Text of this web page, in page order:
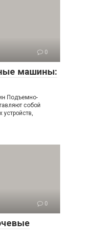
0
машины:
Подъемно-
собой
0